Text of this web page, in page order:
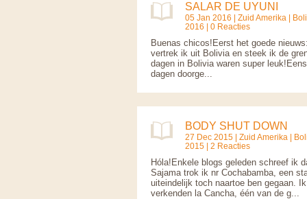
SALAR DE UYUNI
05 Jan 2016 | Zuid Amerika |
2016 | 0 Reacties
Buenas chicos!Eerst het goede
vertrek ik uit Bolivia en steek ik de
dagen in Bolivia waren super
dagen doorge...
BODY SHUT DOWN
27 Dec 2015 | Zuid Amerika |
2015 | 2 Reacties
Hóla!Enkele blogs geleden schreef ik
Sajama trok ik nr Cochabamba, een
uiteindelijk toch naartoe ben gegaan.
verkenden la Cancha, één van de g...